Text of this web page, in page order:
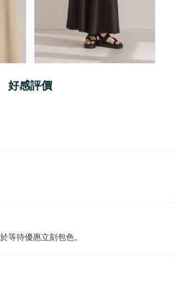
好感評價
等待優惠立刻包色。